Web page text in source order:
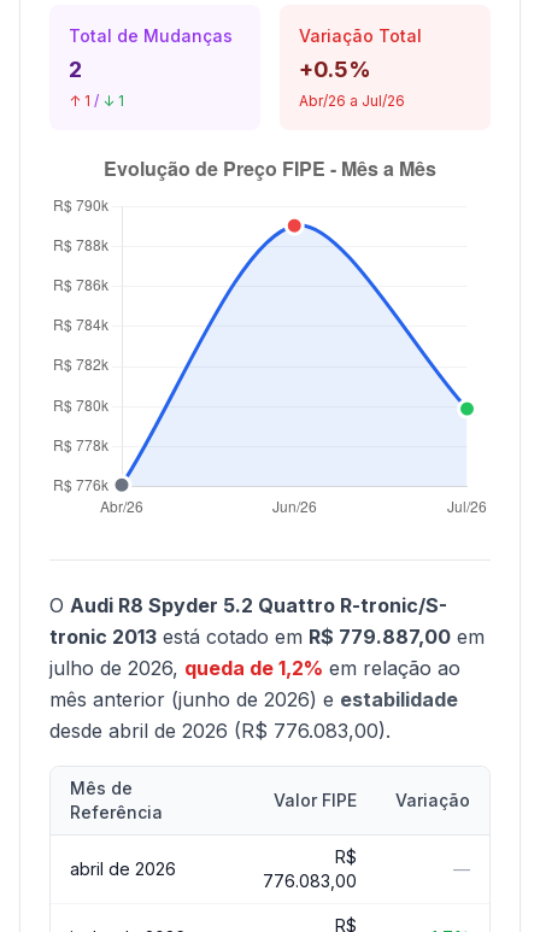
Total de Mudanças
2
↑ 1 / ↓ 1
Variação Total
+0.5%
Abr/26 a Jul/26
O Audi R8 Spyder 5.2 Quattro R-tronic/S-
tronic 2013 está cotado em R$ 779.887,00 em
julho de 2026, queda de 1,2% em relação ao
mês anterior (junho de 2026) e estabilidade
desde abril de 2026 (R$ 776.083,00).
Mês de
Referência
Valor FIPE Variação
abril de 2026
R$
776.083,00
—
R$